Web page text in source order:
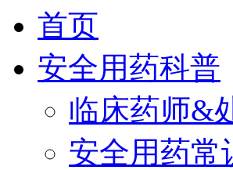
首页
安全用药科普
临床药师&
安全用药常